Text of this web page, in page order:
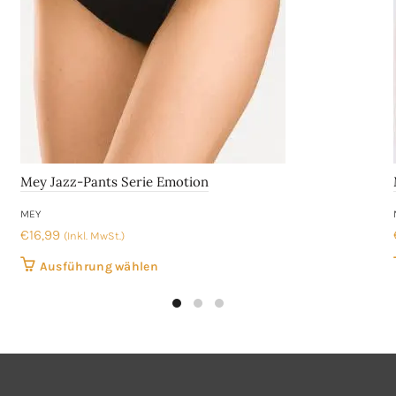
Mey Jazz-Pants Serie Emotion
MEY
€16,99 (Inkl. MwSt.)
Ausführung wählenDieses
weist
Varianten